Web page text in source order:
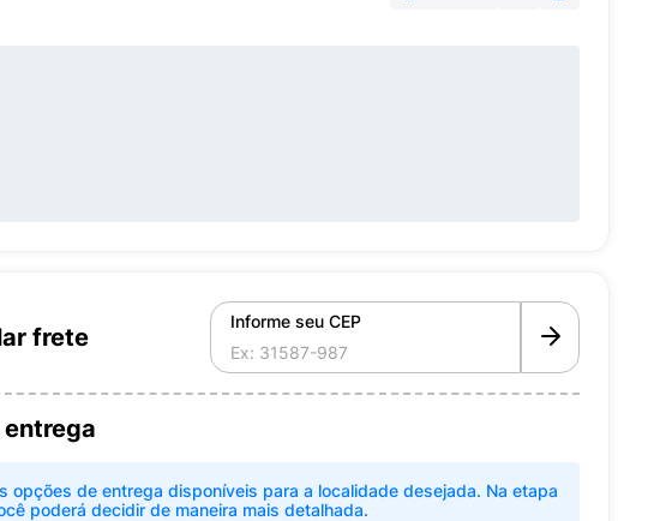
frete
Informe seu CEP
opções de entrega disponíveis para a localidade desejada. Na etapa
poderá decidir de maneira mais detalhada.